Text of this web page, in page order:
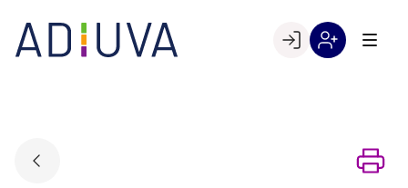
content
Go to landing page.